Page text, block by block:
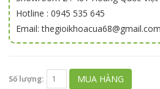
Hotline : 0945 535 645
Email: thegioikhoacua68@gmail.com
Số lượng: MUA HÀNG